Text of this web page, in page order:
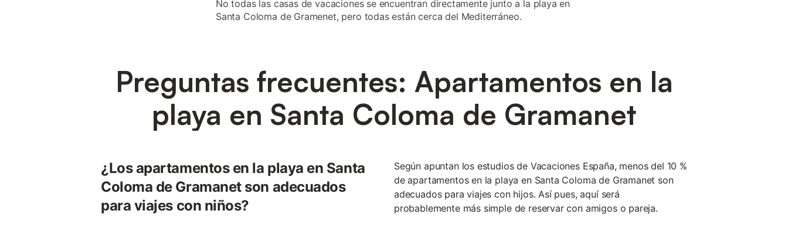
No todas las casas de vacaciones se encuentran directamente junto a la playa en
Santa Coloma de Gramenet, pero todas están cerca del Mediterráneo.
Preguntas frecuentes: Apartamentos en la
playa en Santa Coloma de Gramanet
¿Los apartamentos en la playa en Santa
Coloma de Gramanet son adecuados
para viajes con niños?
Según apuntan los estudios de Vacaciones España, menos del 10 %
de apartamentos en la playa en Santa Coloma de Gramanet son
adecuados para viajes con hijos. Así pues, aquí será
probablemente más simple de reservar con amigos o pareja.